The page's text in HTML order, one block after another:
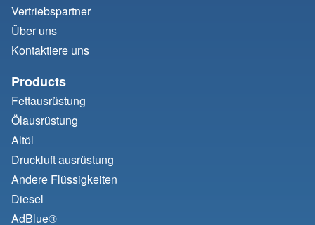
Vertriebspartner
Über uns
Kontaktiere uns
Products
Fettausrüstung
Ölausrüstung
Altöl
Druckluft ausrüstung
Andere Flüssigkeiten
Diesel
AdBlue®